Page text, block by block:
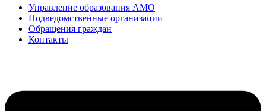
Управление образования АМО
Подведомственные организации
Обращения граждан
Контакты